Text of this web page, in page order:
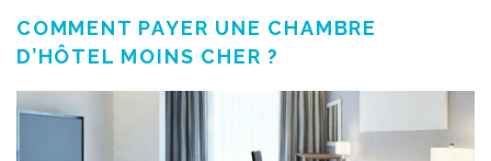
COMMENT PAYER UNE CHAMBRE
D’HÔTEL MOINS CHER ?